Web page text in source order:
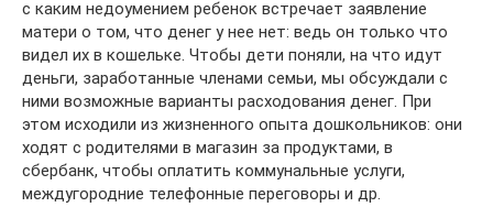
с каким недоумением ребенок встречает заявление
матери о том, что денег у нее нет: ведь он только что
видел их в кошельке. Чтобы дети поняли, на что идут
деньги, заработанные членами семьи, мы обсуждали с
ними возможные варианты расходования денег. При
этом исходили из жизненного опыта дошкольников: они
ходят с родителями в магазин за продуктами, в
сбербанк, чтобы оплатить коммунальные услуги,
междугородние телефонные переговоры и др.